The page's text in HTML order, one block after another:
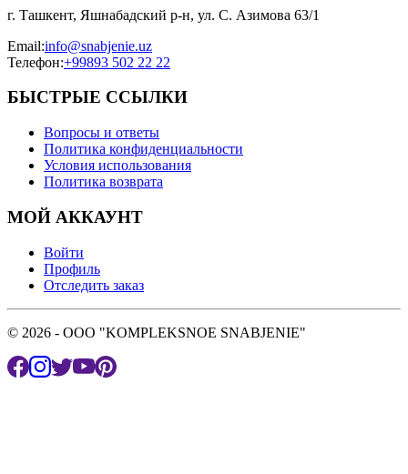
г. Ташкент, Яшнабадский р-н, ул. С. Азимова 63/1
Email:info@snabjenie.uz
Телефон:+99893 502 22 22
БЫСТРЫЕ ССЫЛКИ
Вопросы и ответы
Политика конфиденциальности
Условия использования
Политика возврата
МОЙ АККАУНТ
Войти
Профиль
Отследить заказ
© 2026 - OOO "KOMPLEKSNOE SNABJENIE"